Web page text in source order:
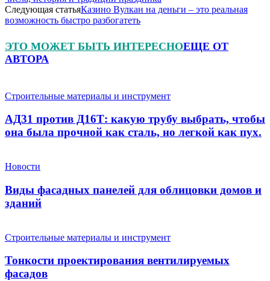
Следующая статьяКазино Вулкан на деньги – это реальная
возможность быстро разбогатеть
ЭТО МОЖЕТ БЫТЬ ИНТЕРЕСНОЕЩЕ ОТ
АВТОРА
Строительные материалы и инструмент
АД31 против Д16Т: какую трубу выбрать, чтобы
она была прочной как сталь, но легкой как пух.
Новости
Виды фасадных панелей для облицовки домов и
зданий
Строительные материалы и инструмент
Тонкости проектирования вентилируемых
фасадов